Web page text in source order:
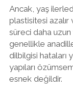
Ancak, yaş
plastisitesi azalır
süreci daha
genellikle
dilbilgisi hataları
yapıları
esnek değildir.